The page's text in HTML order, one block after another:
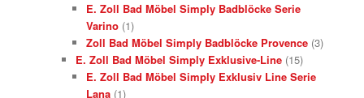
E. Zoll Bad Möbel Simply Badblöcke Serie
Varino (1)
Zoll Bad Möbel Simply Badblöcke Provence (3)
E. Zoll Bad Möbel Simply Exklusive-Line (15)
E. Zoll Bad Möbel Simply Exklusiv Line Serie
Lana (1)